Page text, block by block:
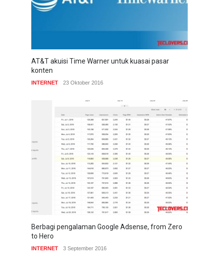
AT&T akuisi Time Warner untuk kuasai pasar
konten
INTERNET 23 Oktober 2016
Berbagi pengalaman Google Adsense, from Zero
to Hero
INTERNET 3 September 2016